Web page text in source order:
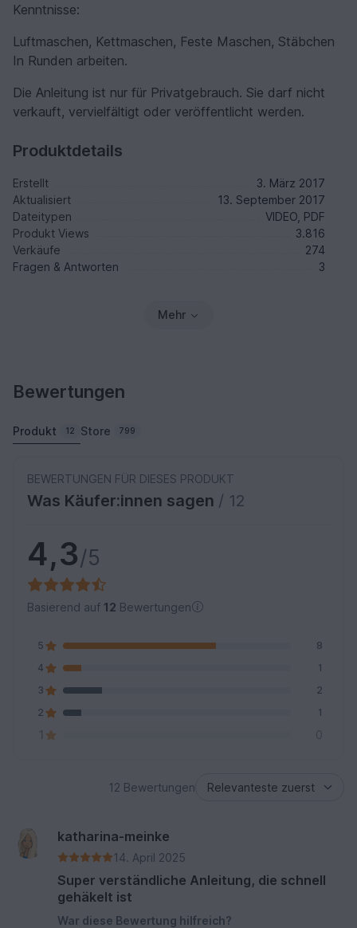
Kenntnisse:
Luftmaschen, Kettmaschen, Feste Maschen, Stäbchen
In Runden arbeiten.
Die Anleitung ist nur für Privatgebrauch. Sie darf nicht
verkauft, vervielfältigt oder veröffentlicht werden.
Produktdetails
Erstellt
3. März 2017
Aktualisiert
13. September 2017
Dateitypen
VIDEO, PDF
Produkt Views
3.816
Verkäufe
274
Fragen & Antworten
3
Mehr
Bewertungen
Produkt 12 Store 799
BEWERTUNGEN FÜR DIESES PRODUKT
Was Käufer:innen sagen / 12
4,3/5
Basierend auf 12 Bewertungen
5
8
4
1
3
2
2
1
1 0
12 Bewertungen
katharina-meinke
14. April 2025
Super verständliche Anleitung, die schnell
gehäkelt ist
War diese Bewertung hilfreich?